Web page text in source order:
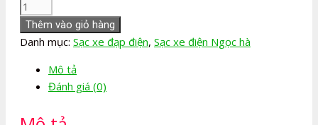
Sạc
xe
đạp
Ngọc
Thêm vào giỏ hàng
Danh mục: Sạc xe đạp điện, Sạc xe điện Ngọc hà
Mô tả
Đánh giá (0)